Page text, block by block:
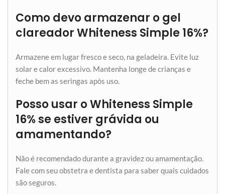
Como devo armazenar o gel
clareador Whiteness Simple 16%?
Armazene em lugar fresco e seco, na geladeira. Evite luz
solar e calor excessivo. Mantenha longe de crianças e
feche bem as seringas após uso.
Posso usar o Whiteness Simple
16% se estiver grávida ou
amamentando?
Não é recomendado durante a gravidez ou amamentação.
Fale com seu obstetra e dentista para saber quais cuidados
são seguros.